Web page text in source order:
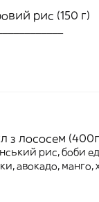
рис (150 г)
з лососем
рис, боби
авокадо, манго,